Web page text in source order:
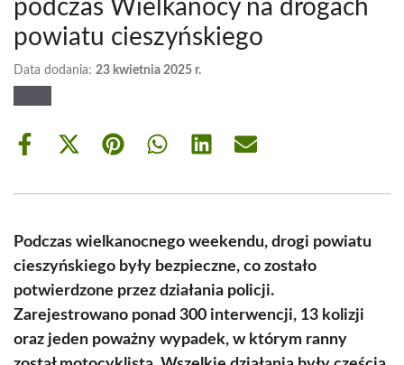
podczas Wielkanocy na drogach
powiatu cieszyńskiego
Data dodania: 23 kwietnia 2025 r.
Share
Share
(Twitter)
Share Share Share Share
Podczas wielkanocnego weekendu, drogi powiatu
cieszyńskiego były bezpieczne, co zostało
potwierdzone przez działania policji.
Zarejestrowano ponad 300 interwencji, 13 kolizji
oraz jeden poważny wypadek, w którym ranny